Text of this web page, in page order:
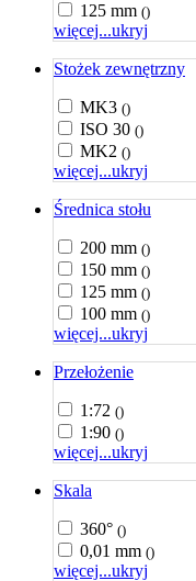
125 mm ()
więcej...ukryj
Stożek zewnętrzny
MK3 ()
ISO 30 ()
MK2 ()
więcej...ukryj
Średnica stołu
200 mm ()
150 mm ()
125 mm ()
100 mm ()
więcej...ukryj
Przełożenie
1:72 ()
1:90 ()
więcej...ukryj
Skala
360° ()
0,01 mm ()
więcej...ukryj